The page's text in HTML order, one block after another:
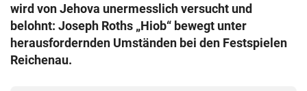
wird von Jehova unermesslich versucht und
belohnt: Joseph Roths „Hiob“ bewegt unter
herausfordernden Umständen bei den Festspielen
Reichenau.